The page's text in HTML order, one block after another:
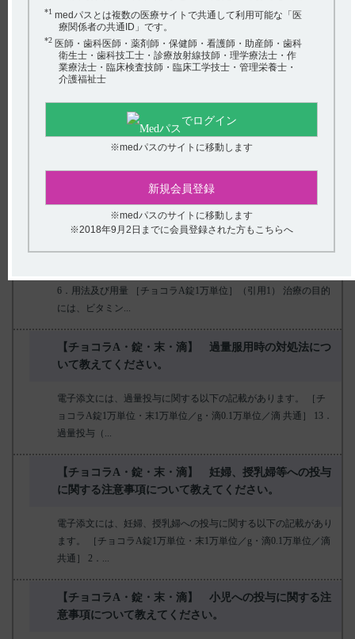
電子添文には、保存方法に関する以下の記載があります。 ［チ
ョコラA錠1万単位］ 貯法：室温保存（引用1） 20．取扱い上の
注...
電子添文及びインタビューフォームには、包装に関する以下の記
【チョコラA・錠・末・滴】 用法及び用量や投与時の
6．用法及び用量 ［チョコラA錠1万単位］（引用1） 治療の目的
には、ビタミン...
【チョコラA・錠・末・滴】 過量服用時の対処法につ
いて教えてください。
電子添文には、過量投与に関する以下の記載があります。 ［チ
ョコラA錠1万単位・末1万単位／g・滴0.1万単位／滴 共通］ 13．
過量投与（...
【チョコラA・錠・末・滴】 妊婦、授乳婦等への投与
に関する注意事項について教えてください。
電子添文には、妊婦、授乳婦への投与に関する以下の記載があり
ます。 ［チョコラA錠1万単位・末1万単位／g・滴0.1万単位／滴
共通］ 2．...
【チョコラA・錠・末・滴】 小児への投与に関する注
意事項について教えてください。
*1 medパスとは複数の医療サイトで共通して利用可能な「医
療関係者の共通ID」です。
*2 医師・歯科医師・薬剤師・保健師・看護師・助産師・歯科
衛生士・歯科技工士・診療放射線技師・理学療法士・作
業療法士・臨床検査技師・臨床工学技士・管理栄養士・
介護福祉士
でログイン
※medパスのサイトに移動します
新規会員登録
※medパスのサイトに移動します
※2018年9月2日までに会員登録された方もこちらへ